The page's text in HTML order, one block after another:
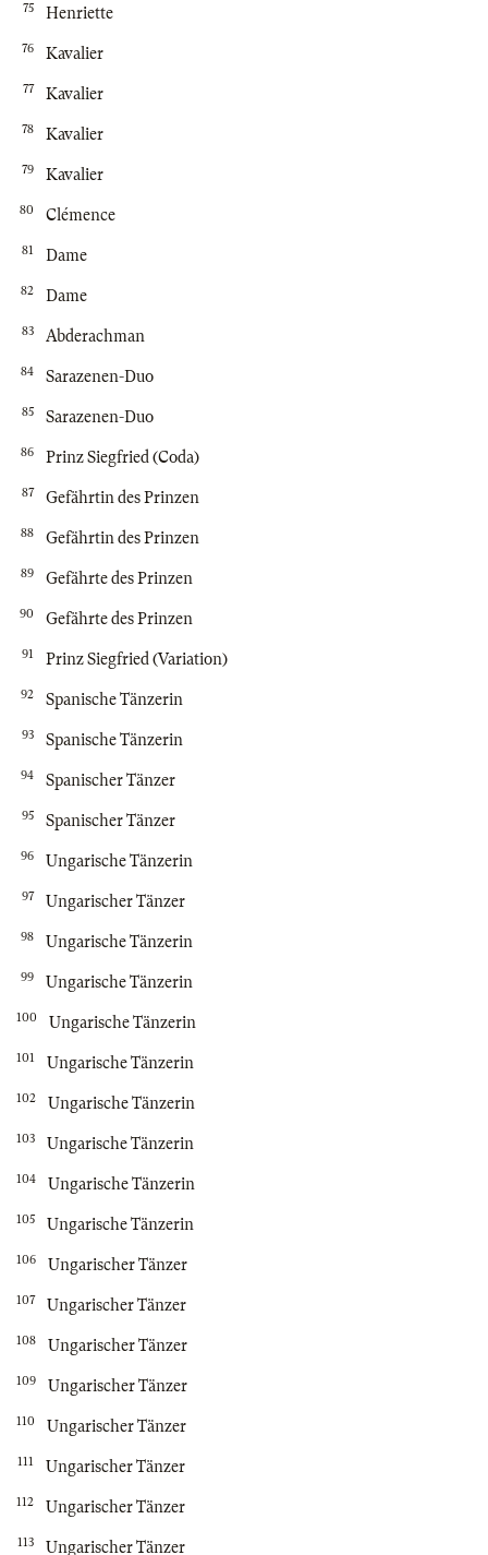
75 Henriette
76 Kavalier
77 Kavalier
78 Kavalier
79 Kavalier
80 Clémence
81 Dame
82 Dame
83 Abderachman
84 Sarazenen-Duo
85 Sarazenen-Duo
86 Prinz Siegfried (Coda)
87 Gefährtin des Prinzen
88 Gefährtin des Prinzen
89 Gefährte des Prinzen
90 Gefährte des Prinzen
91 Prinz Siegfried (Variation)
92 Spanische Tänzerin
93 Spanische Tänzerin
94 Spanischer Tänzer
95 Spanischer Tänzer
96 Ungarische Tänzerin
97 Ungarischer Tänzer
98 Ungarische Tänzerin
99 Ungarische Tänzerin
100 Ungarische Tänzerin
101 Ungarische Tänzerin
102 Ungarische Tänzerin
103 Ungarische Tänzerin
104 Ungarische Tänzerin
105 Ungarische Tänzerin
106 Ungarischer Tänzer
107 Ungarischer Tänzer
108 Ungarischer Tänzer
109 Ungarischer Tänzer
110 Ungarischer Tänzer
111 Ungarischer Tänzer
112 Ungarischer Tänzer
113 Ungarischer Tänzer